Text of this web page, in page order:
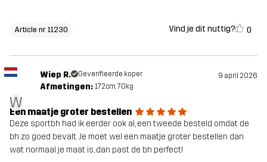
Article nr 11230 Vind je dit nuttig? 0
W
Wiep R. Geverifieerde koper 9 april 2026
Afmetingen: 172cm, 70kg
Een maatje groter bestellen
Deze sportbh had ik eerder ook al, een tweede besteld omdat de
bh zo goed bevalt. Je moet wel een maatje groter bestellen dan
wat normaal je maat is, dan past de bh perfect!